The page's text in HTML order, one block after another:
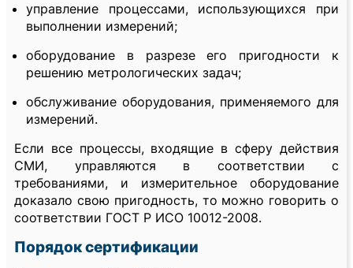
управление процессами, использующихся при
выполнении измерений;
оборудование в разрезе его пригодности к
решению метрологических задач;
обслуживание оборудования, применяемого для
измерений.
Если все процессы, входящие в сферу действия
СМИ, управляются в соответствии с
требованиями, и измерительное оборудование
доказало свою пригодность, то можно говорить о
соответствии ГОСТ Р ИСО 10012-2008.
Порядок сертификации